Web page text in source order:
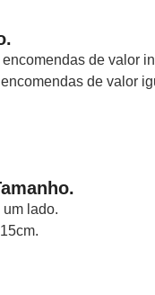
de valor
de valor
um lado.